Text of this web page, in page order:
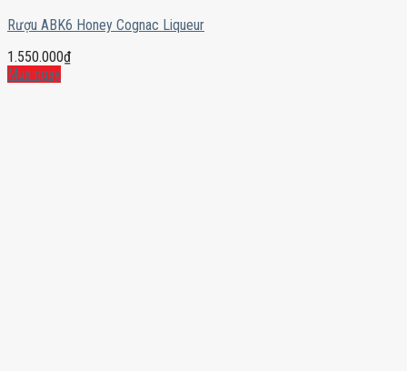
Rượu ABK6 Honey Cognac Liqueur
1.550.000₫
Mua ngay